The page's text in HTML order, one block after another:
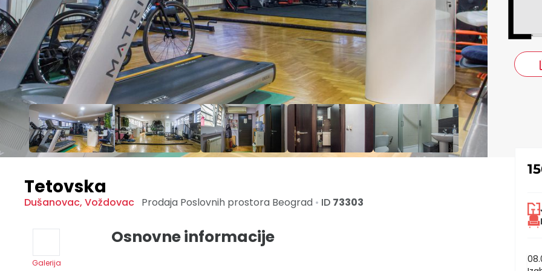
Tetovska
Dušanovac, Voždovac Prodaja Poslovnih prostora Beograd • ID 73303
Galerija
Osnovne informacije